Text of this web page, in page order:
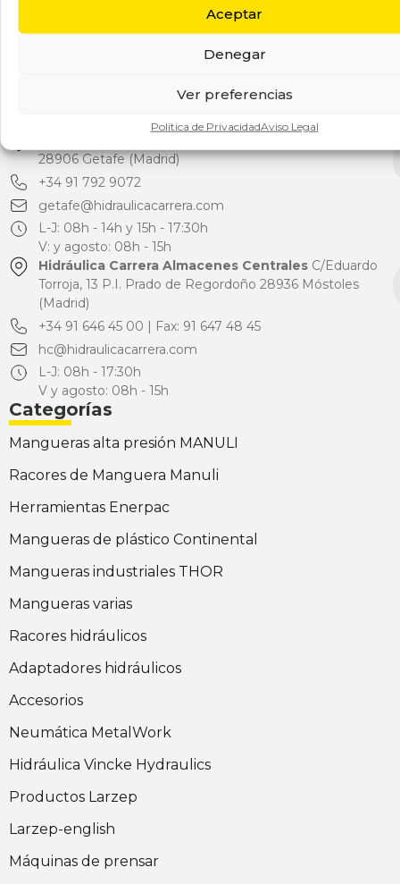
Aceptar
Denegar
Ver preferencias
Política de PrivacidadAviso Legal
Hidráulica Carrera ValenciaC/Ciudad de Barcelona, 5
P.I. Fuente del Jarro (2ª Fase) 46988 Paterna (Valencia)
L-J: 08h - 14h y 15h - 17:30h
V: y agosto: 08h - 15h
28906 Getafe (Madrid)
+34 91 792 9072
getafe@hidraulicacarrera.com
L-J: 08h - 14h y 15h - 17:30h
V: y agosto: 08h - 15h
Hidráulica Carrera Almacenes CentralesC/Eduardo
Torroja, 13 P.I. Prado de Regordoño 28936 Móstoles
(Madrid)
+34 91 646 45 00 | Fax: 91 647 48 45
hc@hidraulicacarrera.com
L-J: 08h - 17:30h
V y agosto: 08h - 15h
Categorías
Mangueras alta presión MANULI
Racores de Manguera Manuli
Herramientas Enerpac
Mangueras de plástico Continental
Mangueras industriales THOR
Mangueras varias
Racores hidráulicos
Adaptadores hidráulicos
Accesorios
Neumática MetalWork
Hidráulica Vincke Hydraulics
Productos Larzep
Larzep-english
Máquinas de prensar